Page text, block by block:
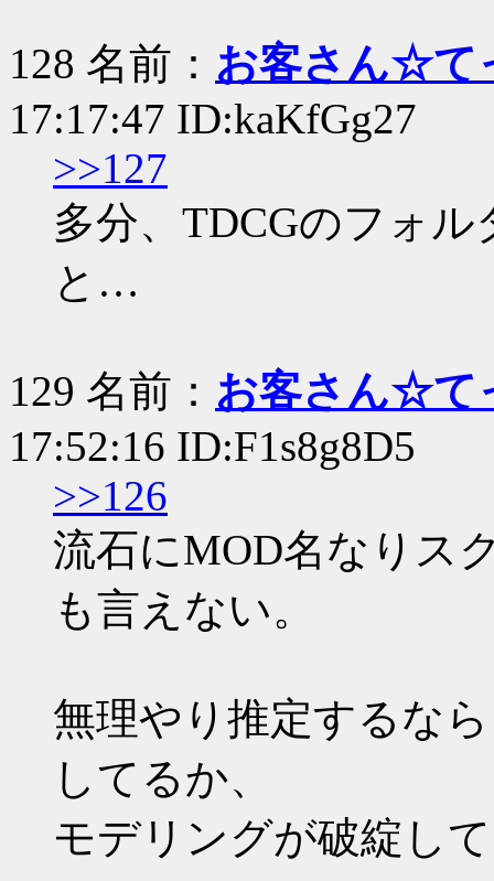
128 名前： お客さん☆て
17:17:47 ID:kaKfGg27
>>127
多分、TDCGのフォ
と…
129 名前： お客さん☆て
17:52:16 ID:F1s8g8D5
>>126
流石にMOD名なりス
も言えない。
無理やり推定するな
してるか、
モデリングが破綻し